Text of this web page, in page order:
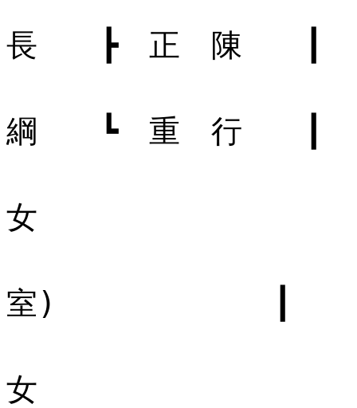
長 ┣ 正 陳 ┃
綱 ┗ 重 行 ┃
女
室) ┃
女